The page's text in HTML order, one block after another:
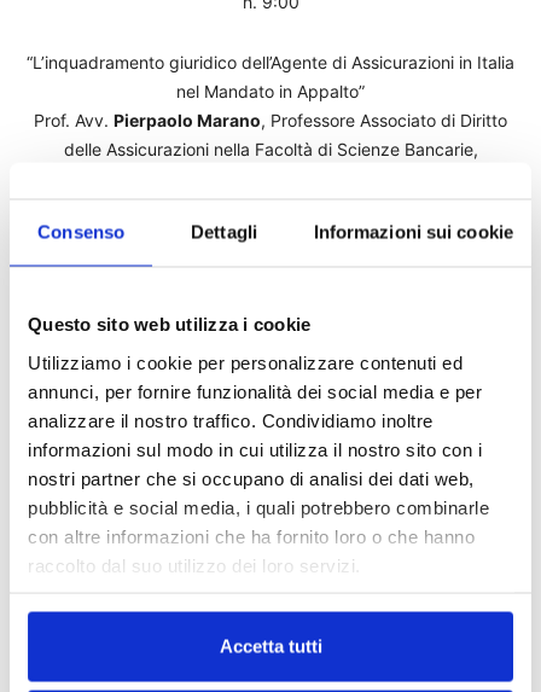
Consenso Dettagli Informazioni sui cookie
Questo sito web utilizza i cookie
Utilizziamo i cookie per personalizzare contenuti ed
annunci, per fornire funzionalità dei social media e per
analizzare il nostro traffico. Condividiamo inoltre
informazioni sul modo in cui utilizza il nostro sito con i
nostri partner che si occupano di analisi dei dati web,
pubblicità e social media, i quali potrebbero combinarle
con altre informazioni che ha fornito loro o che hanno
raccolto dal suo utilizzo dei loro servizi.
Accetta tutti
“L’inquadramento giuridico dell’Agente di Assicurazioni in Italia
nel Mandato in Appalto”
Prof. Avv. Pierpaolo Marano, Professore Associato di Diritto
delle Assicurazioni nella Facoltà di Scienze Bancarie,
“La Privacy nell’intermediazione assicurativa”
Prof. Avv.Michele Vellano
“Orientamenti giurisprudenziali”
Avv.Rigel Langella, Giudice Tribunale di Velletri
“Il pensiero di Uea”
Roberto Conforti, Vicepresidente Uea
Conclusioni
h. 13:00